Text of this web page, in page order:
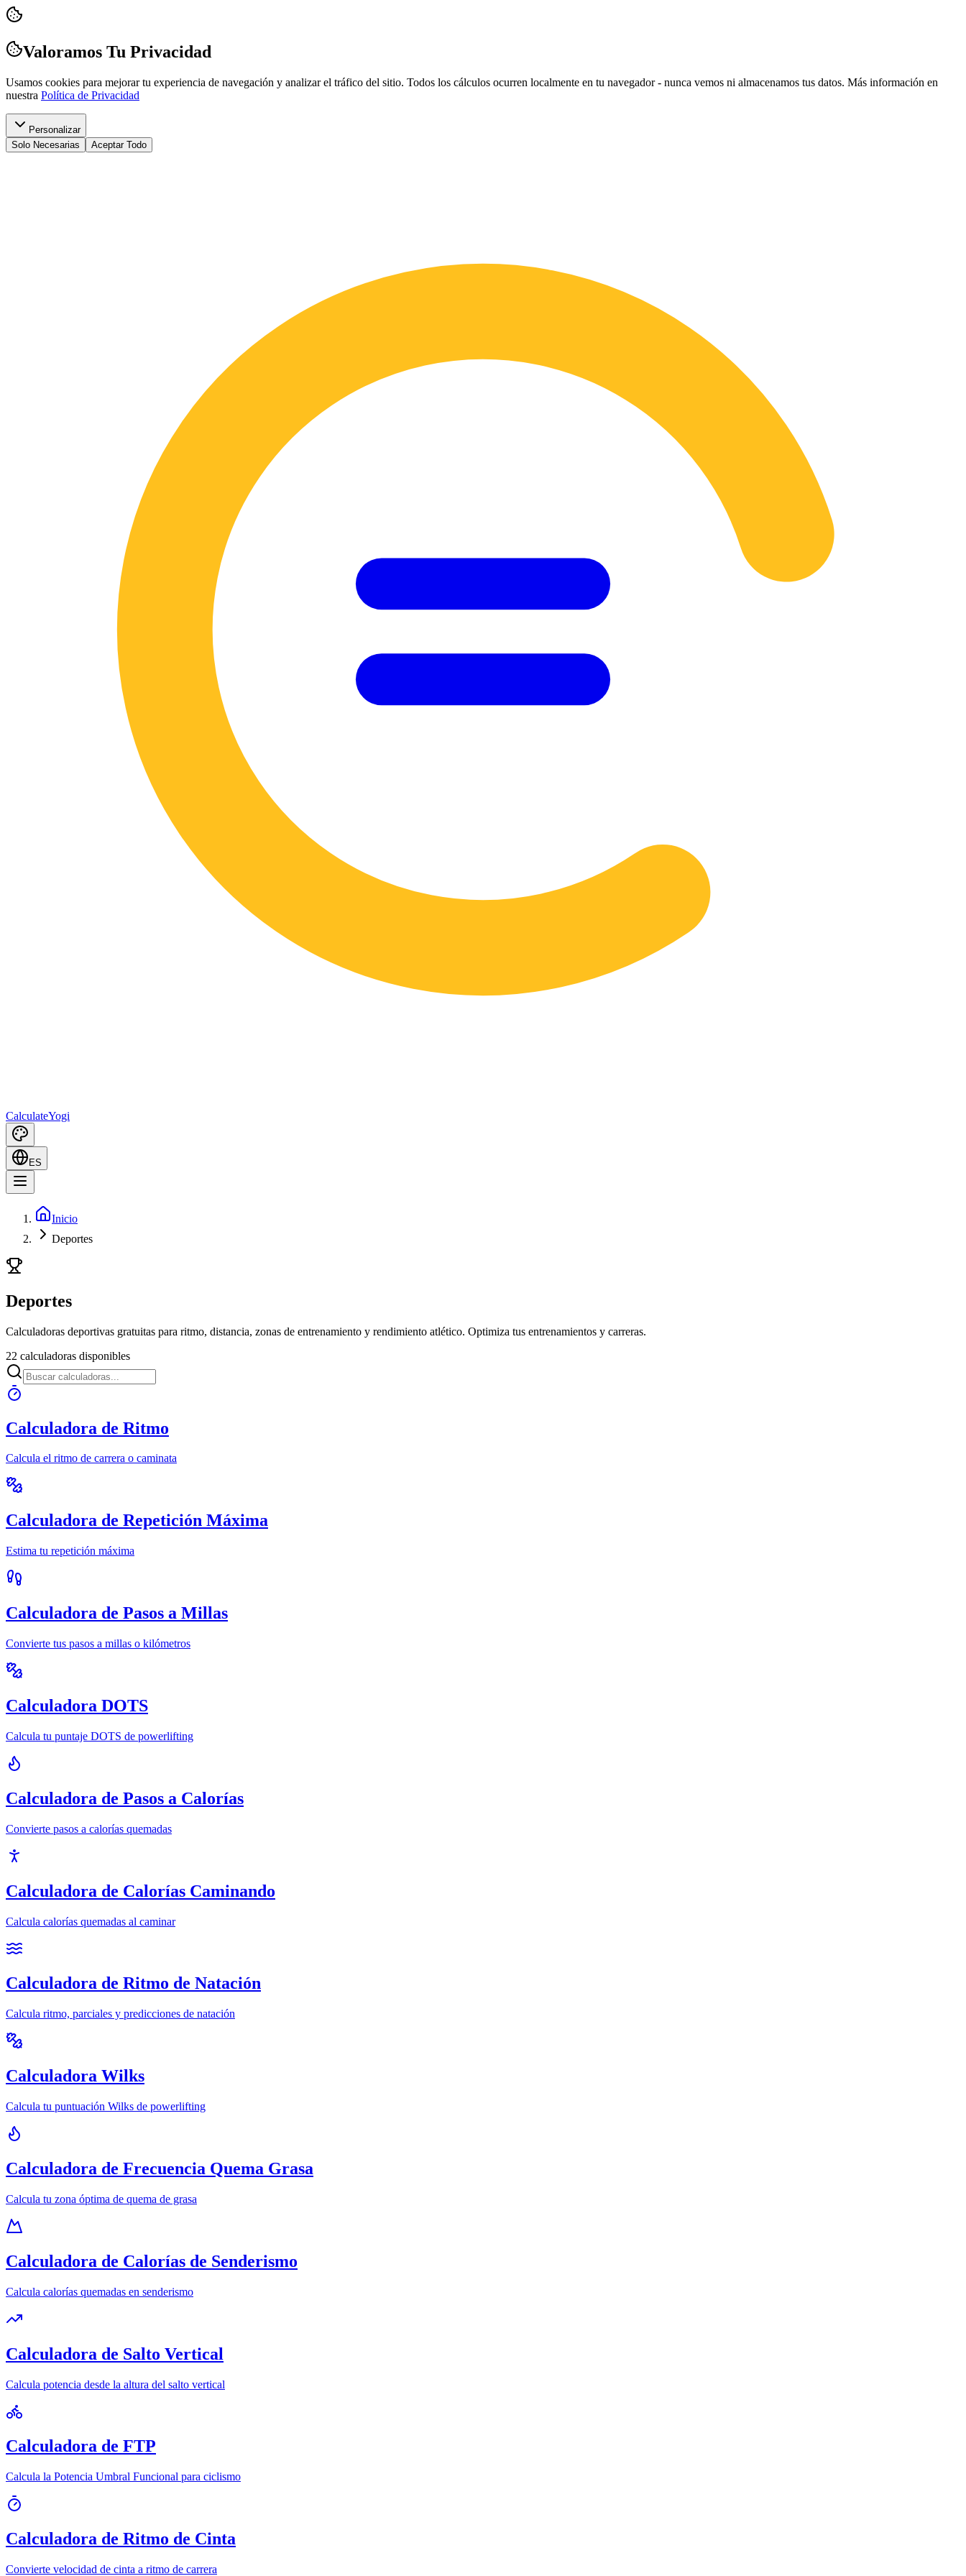
Valoramos Tu Privacidad
Usamos cookies para mejorar tu experiencia de navegación y analizar el tráfico del sitio. Todos los cálculos ocurren localmente en tu navegador - nunca vemos ni almacenamos tus datos. Más información en
nuestra Política de Privacidad
Personalizar
Solo Necesarias
Aceptar Todo
CalculateYogi
ES
Inicio
Deportes
Deportes
Calculadoras deportivas gratuitas para ritmo, distancia, zonas de entrenamiento y rendimiento atlético. Optimiza tus entrenamientos y carreras.
22 calculadoras disponibles
Calculadora de Ritmo
Calcula el ritmo de carrera o caminata
Calculadora de Repetición Máxima
Estima tu repetición máxima
Calculadora de Pasos a Millas
Convierte tus pasos a millas o kilómetros
Calculadora DOTS
Calcula tu puntaje DOTS de powerlifting
Calculadora de Pasos a Calorías
Convierte pasos a calorías quemadas
Calculadora de Calorías Caminando
Calcula calorías quemadas al caminar
Calculadora de Ritmo de Natación
Calcula ritmo, parciales y predicciones de natación
Calculadora Wilks
Calcula tu puntuación Wilks de powerlifting
Calculadora de Frecuencia Quema Grasa
Calcula tu zona óptima de quema de grasa
Calculadora de Calorías de Senderismo
Calcula calorías quemadas en senderismo
Calculadora de Salto Vertical
Calcula potencia desde la altura del salto vertical
Calculadora de FTP
Calcula la Potencia Umbral Funcional para ciclismo
Calculadora de Ritmo de Cinta
Convierte velocidad de cinta a ritmo de carrera